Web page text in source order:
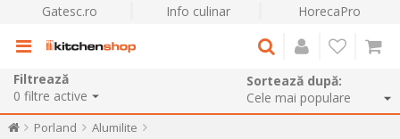
Gatesc.ro Info culinar HorecaPro
Filtrează
0 filtre active
Sortează după:
Porland Alumilite